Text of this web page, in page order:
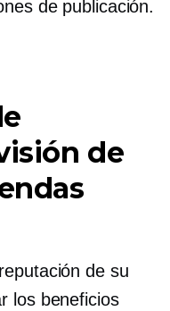
de publicación.
de
de su
los beneficios